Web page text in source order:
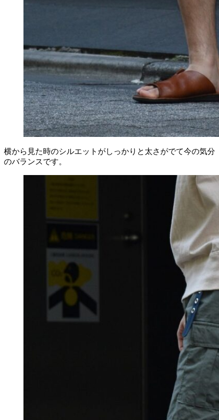
横から見た時のシルエットがしっかりと太さがでて今の気分
のバランスです。